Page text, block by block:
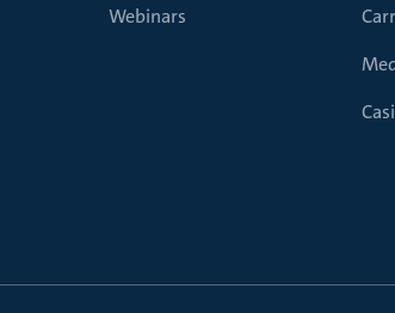
Webinars